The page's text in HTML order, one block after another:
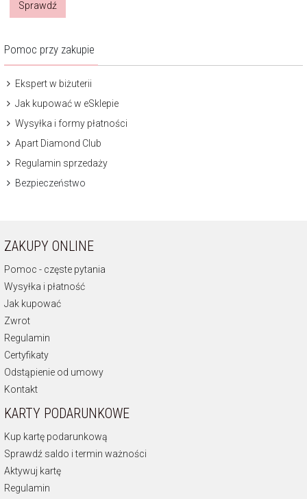
Sprawdź
Pomoc przy zakupie
Ekspert w biżuterii
Jak kupować w eSklepie
Wysyłka i formy płatności
Apart Diamond Club
Regulamin sprzedaży
Bezpieczeństwo
ZAKUPY ONLINE
Pomoc - częste pytania
Wysyłka i płatność
Jak kupować
Zwrot
Regulamin
Certyfikaty
Odstąpienie od umowy
Kontakt
KARTY PODARUNKOWE
Kup kartę podarunkową
Sprawdź saldo i termin ważności
Aktywuj kartę
Regulamin